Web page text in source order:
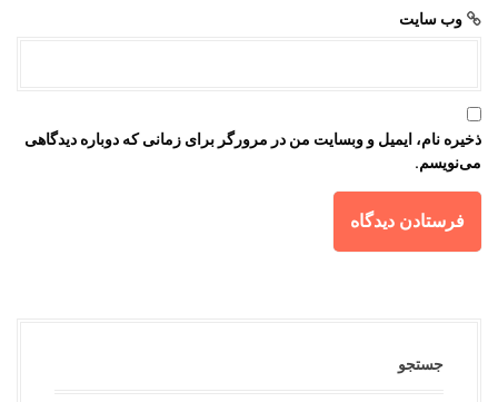
وب‌ سایت
ذخیره نام، ایمیل و وبسایت من در مرورگر برای زمانی که دوباره دیدگاهی
می‌نویسم.
جستجو